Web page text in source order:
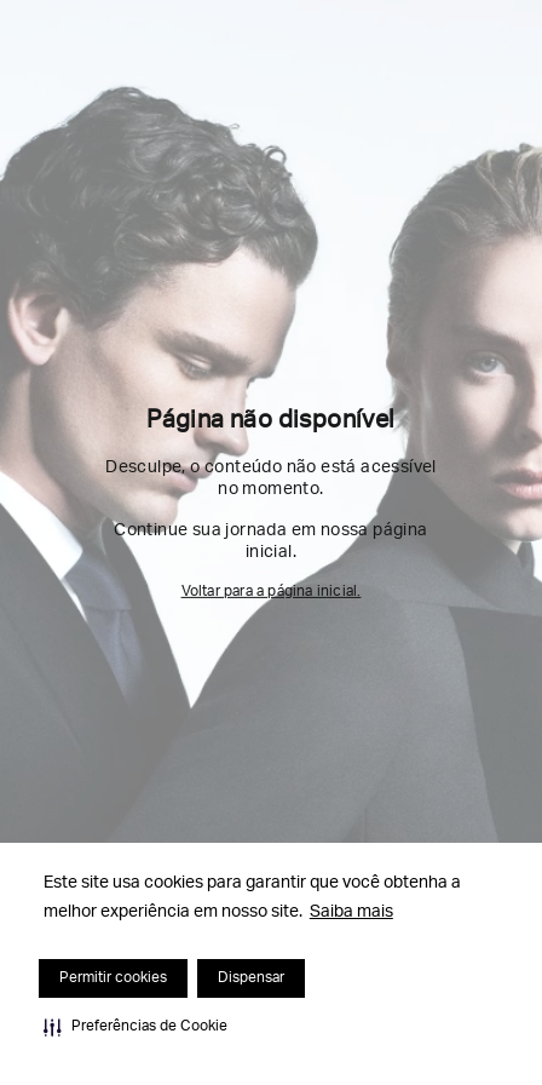
Este site usa cookies para garantir que você obtenha a
melhor experiência em nosso site. Saiba mais
Permitir cookies Dispensar
Preferências de Cookie
Página não disponível
Desculpe, o conteúdo não está acessível
no momento.
Continue sua jornada em nossa página
inicial.
Voltar para a página inicial.